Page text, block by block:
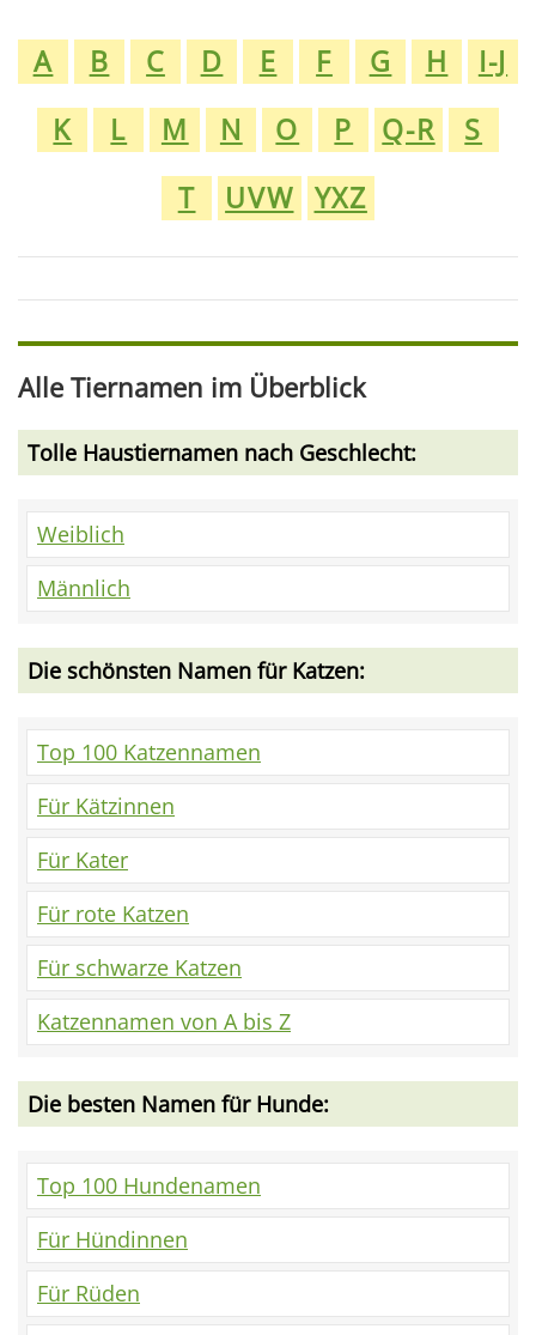
A
B C D E F G H
I-J
K
L M N O P Q-R
S
T
UVW YXZ
Alle Tiernamen im Überblick
Tolle Haustiernamen nach Geschlecht:
Weiblich
Männlich
Die schönsten Namen für Katzen:
Top 100 Katzennamen
Für Kätzinnen
Für Kater
Für rote Katzen
Für schwarze Katzen
Katzennamen von A bis Z
Die besten Namen für Hunde:
Top 100 Hundenamen
Für Hündinnen
Für Rüden